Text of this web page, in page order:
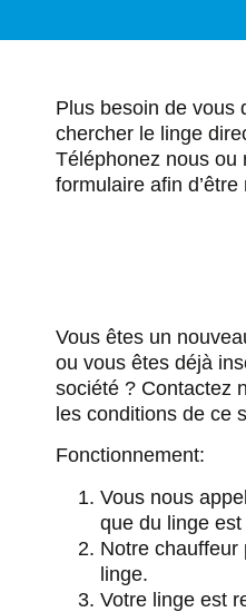
Plus besoin de vous
chercher le linge
Téléphonez nous ou
formulaire afin d’être
Vous êtes un
ou vous êtes déjà
société ? Contactez
les conditions de ce
Fonctionnement:
Vous nous
que du linge
Notre chauffeur
linge.
Votre linge est